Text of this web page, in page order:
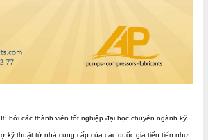
bởi các thành viên tốt nghiệp đại học chuyên ngành kỹ
kỹ thuật từ nhà cung cấp của các quốc gia tiến tiến như